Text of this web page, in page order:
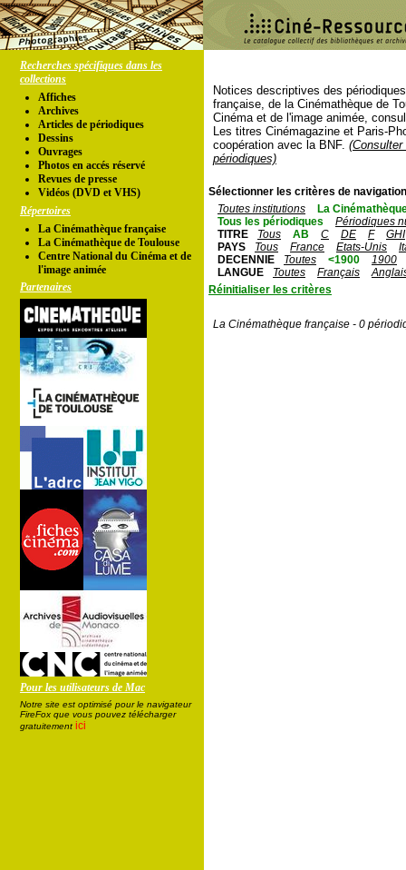
Recherches spécifiques dans les
collections
Affiches
Archives
Articles de périodiques
Dessins
Ouvrages
Photos en accés réservé
Revues de presse
Vidéos (DVD et VHS)
Répertoires
La Cinémathèque française
La Cinémathèque de Toulouse
Centre National du Cinéma et de
l'image animée
Partenaires
Pour les utilisateurs de Mac
Notre site est optimisé pour le navigateur
FireFox que vous pouvez télécharger
gratuitement ici
Notices descriptives des
française, de la Cinémathèque de
Cinéma et de l'image animée,
Les titres Cinémagazine et Paris-
coopération avec la BNF.
périodiques)
Sélectionner les critères de
Toutes institutions
La
Tous les périodiques
Périodiques
TITRE
Tous AB C DE F
GHI
PAYS
Tous France Etats-Unis
DECENNIE
Toutes <1900
1900
LANGUE
Toutes Français
Réinitialiser les critères
La Cinémathèque française - 0